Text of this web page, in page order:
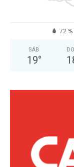
72 %
SÁB
19°